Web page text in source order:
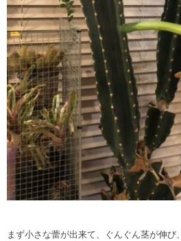
まず小さな蕾が出来て、ぐんぐん茎が伸び